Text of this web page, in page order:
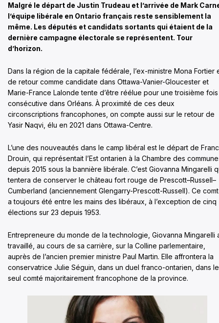
Malgré le départ de Justin Trudeau et l’arrivée de Mark
l’équipe libérale en Ontario français reste sensiblement la
même. Les députés et candidats sortants qui étaient de la
dernière campagne électorale se représentent. Tour
d’horizon.
Dans la région de la capitale fédérale, l’ex-ministre Mona Fortier
de retour comme candidate dans Ottawa-Vanier-Gloucester et
Marie-France Lalonde tente d’être réélue pour une troisième fois
consécutive dans Orléans. À proximité de ces deux
circonscriptions francophones, on compte aussi sur le retour de
Yasir Naqvi, élu en 2021 dans Ottawa-Centre.
L’une des nouveautés dans le camp libéral est le départ de
Drouin, qui représentait l’Est ontarien à la Chambre des
depuis 2015 sous la bannière libérale. C’est Giovanna Mingarelli
tentera de conserver le château fort rouge de Prescott–Russell–
Cumberland (anciennement Glengarry-Prescott-Russell). Ce
a toujours été entre les mains des libéraux, à l’exception de cinq
élections sur 23 depuis 1953.
Entrepreneure du monde de la technologie, Giovanna Mingarelli
travaillé, au cours de sa carrière, sur la Colline parlementaire,
auprès de l’ancien premier ministre Paul Martin. Elle affrontera la
conservatrice Julie Séguin, dans un duel franco-ontarien, dans le
seul comté majoritairement francophone de la province.